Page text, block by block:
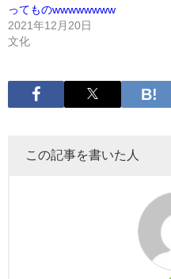
ってものwwwwwwww
2021年12月20日
文化
この記事を書いた人